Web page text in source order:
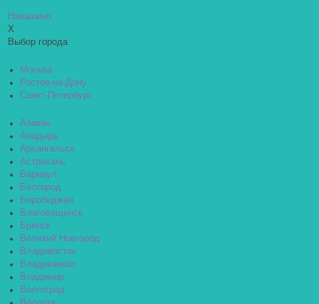
Навашино
X
Выбор города
Москва
Ростов-на-Дону
Санкт-Петербург
Абакан
Анадырь
Архангельск
Астрахань
Барнаул
Белгород
Биробиджан
Благовещенск
Брянск
Великий Новгород
Владивосток
Владикавказ
Владимир
Волгоград